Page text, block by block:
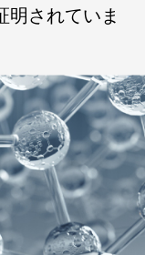
明されていま